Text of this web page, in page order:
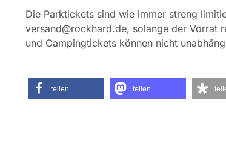
Die Parktickets sind wie immer streng
versand@rockhard.de, solange der Vorrat
und Campingtickets können nicht
teilen teilen